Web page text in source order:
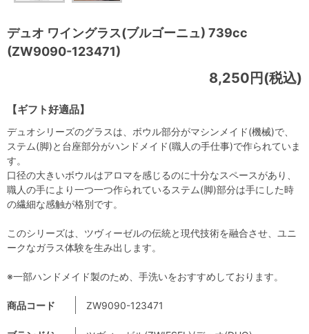
デュオ ワイングラス(ブルゴーニュ) 739cc
(ZW9090-123471)
【ギフト好適品】
8,250円(税込)
商品コード ZW9090-123471
デュオシリーズのグラスは、ボウル部分がマシンメイド(機械)で、
ステム(脚)と台座部分がハンドメイド(職人の手仕事)で作られていま
す。
口径の大きいボウルはアロマを感じるのに十分なスペースがあり、
職人の手により一つ一つ作られているステム(脚)部分は手にした時
の繊細な感触が格別です。
このシリーズは、ツヴィーゼルの伝統と現代技術を融合させ、ユニ
ークなガラス体験を生み出します。
※一部ハンドメイド製のため、手洗いをおすすめしております。